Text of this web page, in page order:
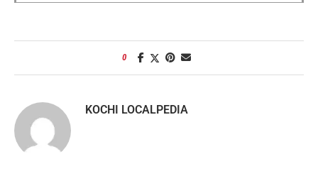
0
KOCHI LOCALPEDIA